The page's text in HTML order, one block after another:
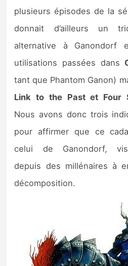
plusieurs épisodes de la
donnait d’ailleurs un
alternative à Ganondorf
utilisations passées dans
tant que Phantom Ganon)
Link to the Past et Four
Nous avons donc trois
pour affirmer que ce
celui de Ganondorf,
depuis des millénaires à
décomposition.